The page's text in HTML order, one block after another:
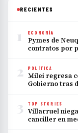
RECIENTES
1 ECONOMÍA
Pymes de
contratos por
2 POLÍTICA
Milei regresa
Gobierno tras
3 TOP STORIES
Villarruel
canciller en